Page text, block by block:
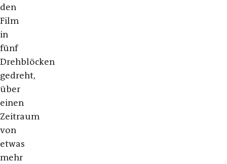
den
Film
in
fünf
Drehblöcken
gedreht,
über
einen
Zeitraum
von
etwas
mehr